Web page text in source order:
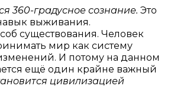
360-градусное сознание.Это
выживания.
существования. Человек
мир как систему
И потому на данном
ещё один крайне важный
цивилизацией